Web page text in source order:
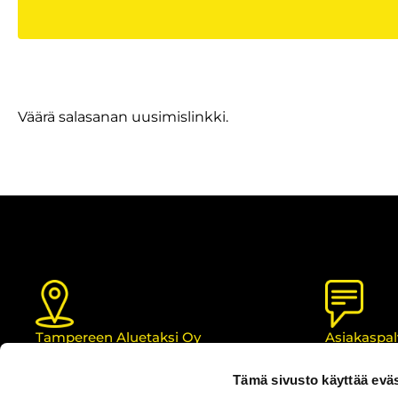
Tämä sivusto käyttää
Väärä salasanan uusimislinkki.
Tampereen Aluetaksi Oy
Anna